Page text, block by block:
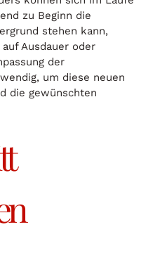
zu Beginn die
stehen kann,
Ausdauer oder
der
um diese neuen
die gewünschten